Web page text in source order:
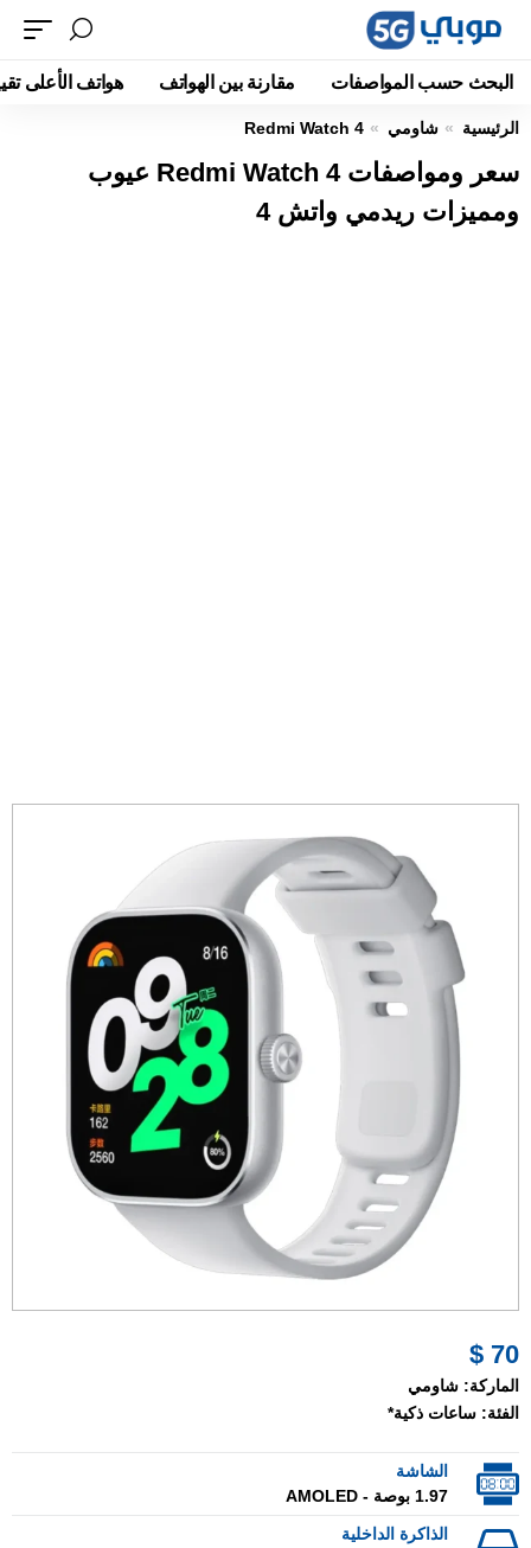
البحث حسب المواصفات مقارنة بين الهواتف هواتف الأعلى
الرئيسية شاومي Redmi Watch 4
سعر ومواصفات Redmi Watch 4 عيوب
ومميزات ريدمي واتش 4
70 $
الماركة: شاومي
الفئة: ساعات ذكية*
الشاشة
1.97 بوصة - AMOLED
الذاكرة الداخلية